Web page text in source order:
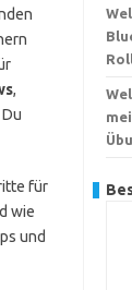
,
für
wie
und